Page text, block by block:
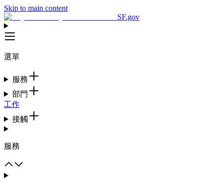
Skip to main content
SF.gov
選單
服務
部門
工作
接觸
服務